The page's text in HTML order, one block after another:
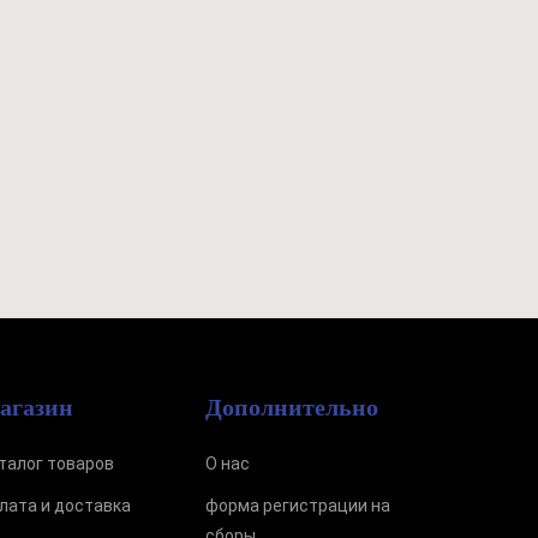
товаров
и доставка
Дополнительно
О нас
форма регистрации на